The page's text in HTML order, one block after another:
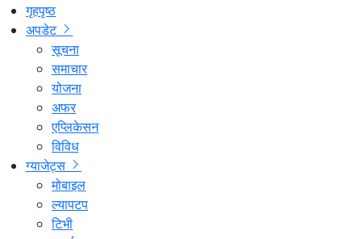
गृहपृष्ठ
अपडेट
सूचना
समाचार
योजना
अफर
एप्लिकेसन
विविध
ग्याजेट्स
मोबाइल
ल्यापटप
टिभी